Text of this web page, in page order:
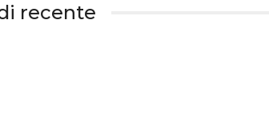
recente